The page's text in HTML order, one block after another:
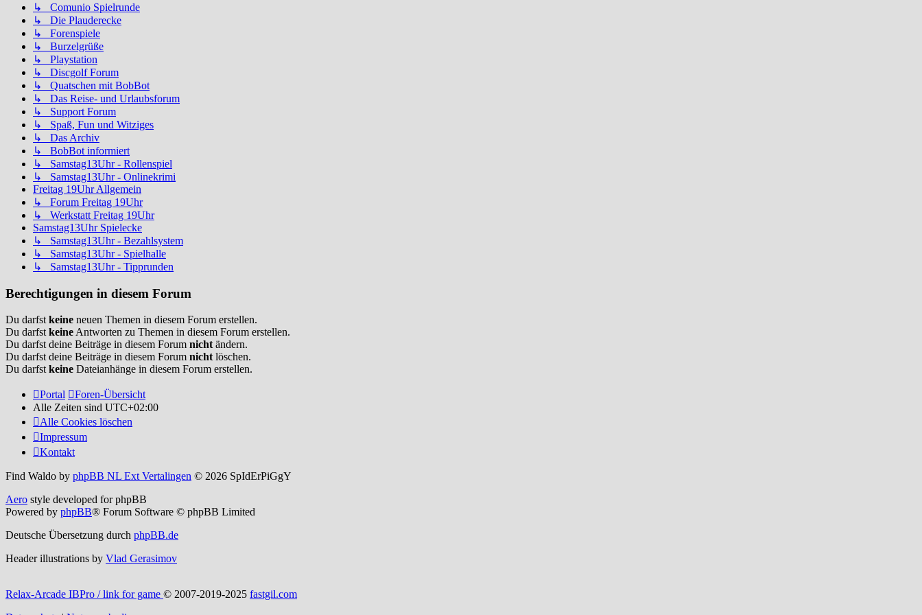
↳ Comunio Spielrunde
↳ Die Plauderecke
↳ Forenspiele
↳ Burzelgrüße
↳ Playstation
↳ Discgolf Forum
↳ Quatschen mit BobBot
↳ Das Reise- und Urlaubsforum
↳ Support Forum
↳ Spaß, Fun und Witziges
↳ Das Archiv
↳ BobBot informiert
↳ Samstag13Uhr - Rollenspiel
↳ Samstag13Uhr - Onlinekrimi
Freitag 19Uhr Allgemein
↳ Forum Freitag 19Uhr
↳ Werkstatt Freitag 19Uhr
Samstag13Uhr Spielecke
↳ Samstag13Uhr - Bezahlsystem
↳ Samstag13Uhr - Spielhalle
↳ Samstag13Uhr - Tipprunden
Berechtigungen in diesem Forum
Du darfst keine neuen Themen in diesem Forum erstellen.
Du darfst keine Antworten zu Themen in diesem Forum erstellen.
Du darfst deine Beiträge in diesem Forum nicht ändern.
Du darfst deine Beiträge in diesem Forum nicht löschen.
Du darfst keine Dateianhänge in diesem Forum erstellen.
Portal
Foren-Übersicht
Alle Zeiten sind UTC+02:00
Alle Cookies löschen
Impressum
Kontakt
Find Waldo by phpBB NL Ext Vertalingen © 2026 SpIdErPiGgY
Aero style developed for phpBB
Powered by phpBB® Forum Software © phpBB Limited
Deutsche Übersetzung durch phpBB.de
Header illustrations by Vlad Gerasimov
Relax-Arcade IBPro / link for game © 2007-2019-2025 fastgil.com